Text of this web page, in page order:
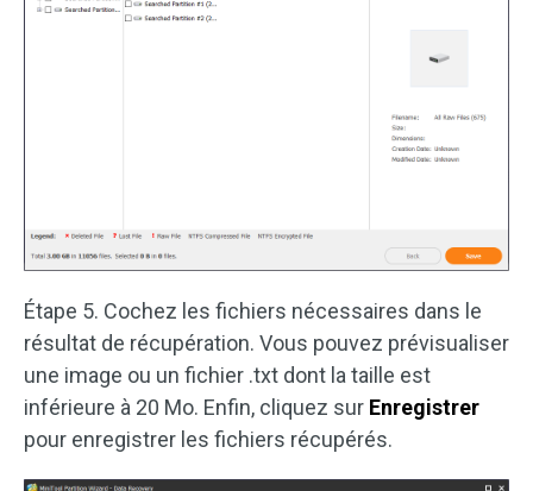
Étape 5. Cochez les fichiers nécessaires dans le
résultat de récupération. Vous pouvez prévisualiser
une image ou un fichier .txt dont la taille est
inférieure à 20 Mo. Enfin, cliquez sur Enregistrer
pour enregistrer les fichiers récupérés.